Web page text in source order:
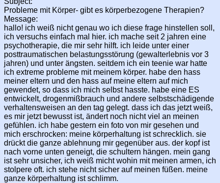
Probleme mit Körper- gibt es körperbezogene Therapien?
Message:
hallo! ich weiß nicht genau wo ich diese frage hinstellen soll,
ich versuchs einfach mal hier. ich mache seit 2 jahren eine
psychotherapie, die mir sehr hilft. ich leide unter einer
posttraumatischen belastungsstörung (gewalterlebnis vor 3
jahren) und unter ängsten. seitdem ich ein teenie war hatte
ich extreme probleme mit meinem körper. habe den hass
meiner eltern und den hass auf meine eltern auf mich
gewendet, so dass ich mich selbst hasste. habe eine ES
entwickelt, drogenmißbrauch und andere selbstschädigende
verhaltensweisen an den tag gelegt. dass ich das jetzt weiß,
es mir jetzt bewusst ist, ändert noch nicht viel an meinen
gefühlen. ich habe gestern ein foto von mir gesehen und
mich erschrocken: meine körperhaltung ist schrecklich. sie
drückt die ganze ablehnung mir gegenüber aus. der kopf ist
nach vorne unten geneigt, die schultern hängen. mein gang
ist sehr unsicher, ich weiß micht wohin mit meinen armen, ich
stolpere oft. ich stehe nicht sicher auf meinen füßen. meine
ganze körperhaltung ist schlimm.